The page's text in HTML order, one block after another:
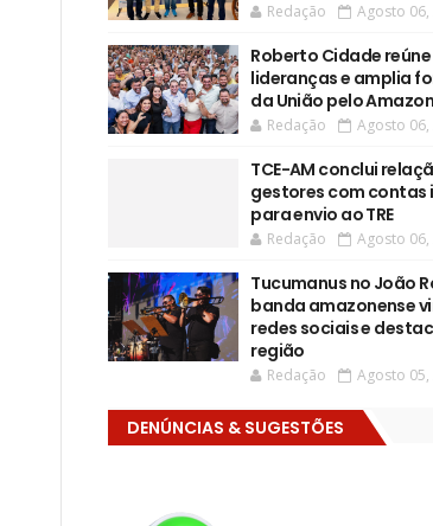
Redação Agosto 06,
Roberto Cidade
lideranças e amplia
da União pelo
Redação Agosto 06,
TCE-AM conclui
gestores com contas
para envio ao TRE
Redação Agosto 06,
Tucumanus no João
banda amazonense
redes sociais e
região
Redação Agosto 05,
DENÚNCIAS & SUGESTÕES